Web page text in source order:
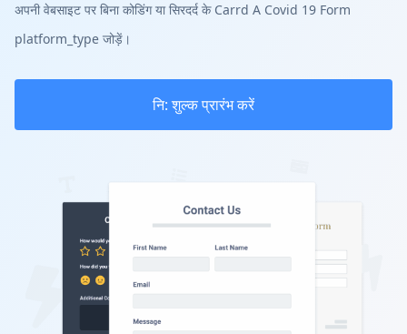
अपनी वेबसाइट पर बिना कोडिंग या सिरदर्द के Carrd A Covid 19 Form
platform_type जोड़ें।
नि: शुल्क प्रारंभ करें